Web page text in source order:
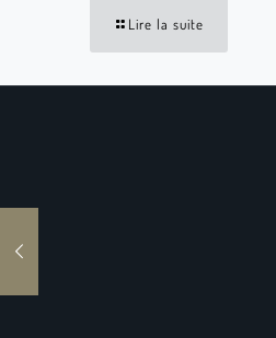
Lire la suite